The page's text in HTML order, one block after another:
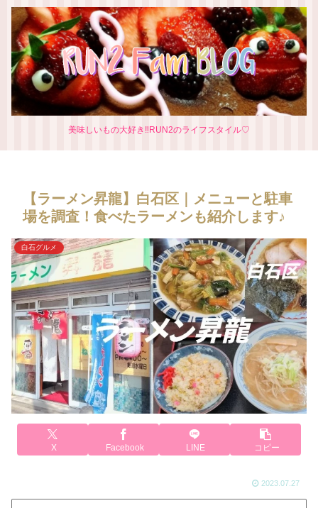
美味しいもの大好き‼RUN2のライフスタイル♡
【ラーメン昇龍】白石区｜メニューと駐車
場を調査！食べたラーメンも紹介します♪
白石グルメ
X Facebook LINE コピー
2023.07.27